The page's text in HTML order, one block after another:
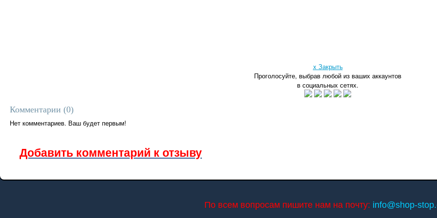
x Закрыть
Проголосуйте, выбрав любой из ваших аккаунтов
в социальных сетях.
Комментарии (0)
Нет комментариев. Ваш будет первым!
Добавить комментарий к отзыву
По всем вопросам пишите нам на почту: info@shop-